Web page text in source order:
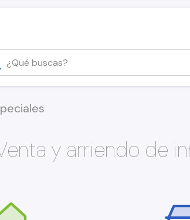
y arriendo de